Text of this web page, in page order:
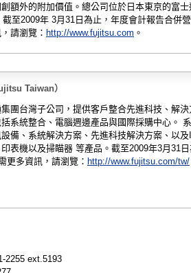
額外的附加價值。總公司位於日本東京的富
截至2009年 3月31日為止，年度會計報告合併
請瀏覽： http://www.fujitsu.com 。
Taiwan）
團台灣子公司，提供客戶整合先進科技、解
系統整合、電腦週邊產品與國際採購中心。
備、系統解決方案、先進科技解決方案、以
表機以及掃瞄器 等產品。截至2009年3月31
更多資訊，請瀏覽： http://www.fujitsu.com/tw/
2255 ext.5193